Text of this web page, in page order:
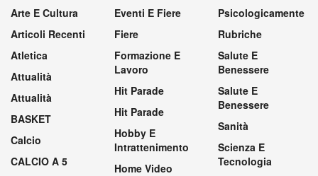
Arte E Cultura
Articoli Recenti
Atletica
Attualità
Attualità
BASKET
Calcio
CALCIO A 5
Eventi E Fiere
Fiere
Formazione E
Lavoro
Hit Parade
Hit Parade
Hobby E
Intrattenimento
Home Video
Psicologicamente
Rubriche
Salute E
Benessere
Salute E
Benessere
Sanità
Scienza E
Tecnologia